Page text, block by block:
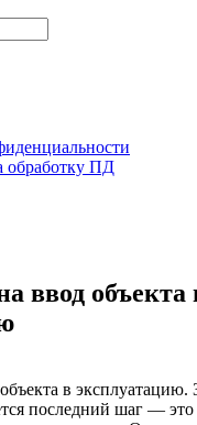
обработку ПД
ввод объекта
в эксплуатацию.
последний шаг —